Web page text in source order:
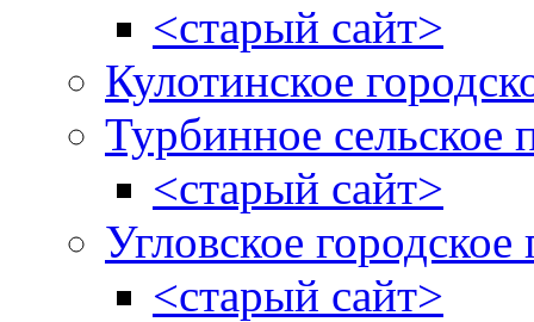
<старый сайт>
Кулотинское
Турбинное сельское
<старый сайт>
Угловское городское
<старый сайт>